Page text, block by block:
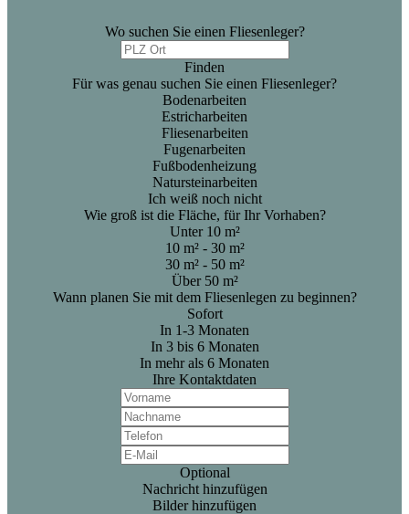
Wo suchen Sie einen Fliesenleger?
Finden
Für was genau suchen Sie einen Fliesenleger?
Bodenarbeiten
Estricharbeiten
Fliesenarbeiten
Fugenarbeiten
Fußbodenheizung
Natursteinarbeiten
Ich weiß noch nicht
Wie groß ist die Fläche, für Ihr Vorhaben?
Unter 10 m²
10 m² - 30 m²
30 m² - 50 m²
Über 50 m²
Wann planen Sie mit dem Fliesenlegen zu beginnen?
Sofort
In 1-3 Monaten
In 3 bis 6 Monaten
In mehr als 6 Monaten
Ihre Kontaktdaten
Optional
Nachricht hinzufügen
Bilder hinzufügen